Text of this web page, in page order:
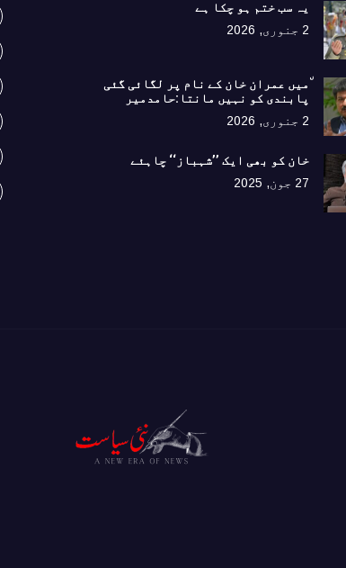
یہ سب ختم ہو چکا ہے
2 جنوری, 2026
٘میں عمران خان کے نام پر لگائی گئی
پابندی کو نہیں مانتا:حامدمیر
2 جنوری, 2026
خان کو بھی ایک ’’شہباز‘‘ چاہئے​
27 جون, 2025